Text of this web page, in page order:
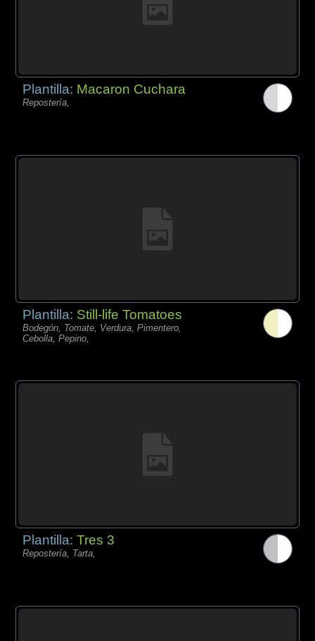
Plantilla: Macaron Cuchara
Repostería,
Plantilla: Still-life Tomatoes
Bodegón, Tomate, Verdura, Pimentero,
Cebolla, Pepino,
Plantilla:Tres 3
Repostería, Tarta,